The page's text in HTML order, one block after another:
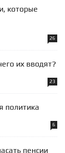
которые
26
их вводят?
23
политика
6
пенсии